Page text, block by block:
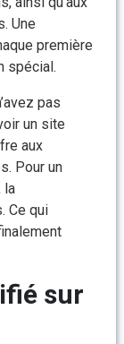
Une
première
spécial.
pas
un site
aux
Pour un
la
Ce qui